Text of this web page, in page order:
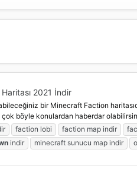
2021 İndir
bir Minecraft Faction
böyle konulardan haberdar
faction lobi faction map indir
indir minecraft sunucu map indir